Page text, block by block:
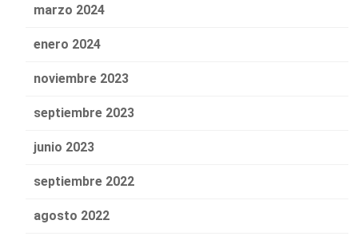
marzo 2024
enero 2024
noviembre 2023
septiembre 2023
junio 2023
septiembre 2022
agosto 2022